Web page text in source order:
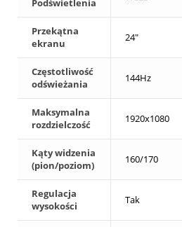
Podświetlenia
Przekątna
ekranu
24"
Częstotliwość
odświeżania
144Hz
Maksymalna
rozdzielczość
1920x1080
Kąty widzenia
(pion/poziom)
160/170
Regulacja
wysokości
Tak